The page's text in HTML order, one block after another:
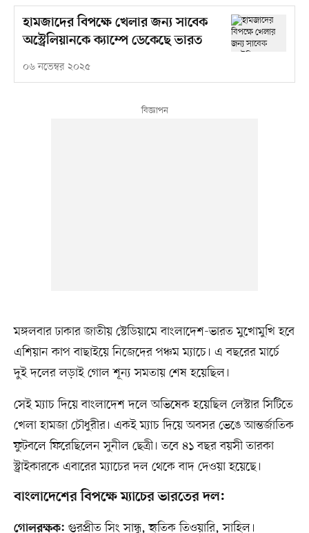
হামজাদের বিপক্ষে খেলার জন্য সাবেক
অস্ট্রেলিয়ানকে ক্যাম্পে ডেকেছে ভারত
০৬ নভেম্বর ২০২৫
মঙ্গলবার ঢাকার জাতীয় স্টেডিয়ামে বাংলাদেশ-ভারত মুখোমুখি হবে
এশিয়ান কাপ বাছাইয়ে নিজেদের পঞ্চম ম্যাচে। এ বছরের মার্চে
দুই দলের লড়াই গোল শূন্য সমতায় শেষ হয়েছিল।
সেই ম্যাচ দিয়ে বাংলাদেশ দলে অভিষেক হয়েছিল লেস্টার সিটিতে
খেলা হামজা চৌধুরীর। একই ম্যাচ দিয়ে অবসর ভেঙে আন্তর্জাতিক
ফুটবলে ফিরেছিলেন সুনীল ছেত্রী। তবে ৪১ বছর বয়সী তারকা
স্ট্রাইকারকে এবারের ম্যাচের দল থেকে বাদ দেওয়া হয়েছে।
বাংলাদেশের বিপক্ষে ম্যাচের ভারতের দল:
গোলরক্ষক: গুরপ্রীত সিং সান্ধু, হৃতিক তিওয়ারি, সাহিল।